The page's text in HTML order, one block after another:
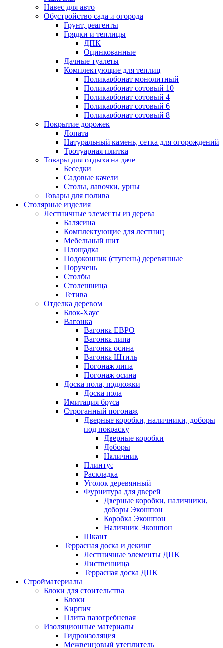
Навес для авто
Обустройство сада и огорода
Грунт, реагенты
Грядки и теплицы
ДПК
Оцинкованные
Дачные туалеты
Комплектующие для теплиц
Поликарбонат монолитный
Поликарбонат сотовый 10
Поликарбонат сотовый 4
Поликарбонат сотовый 6
Поликарбонат сотовый 8
Покрытие дорожек
Лопата
Натуральный камень, сетка для огорождений
Тротуарная плитка
Товары для отдыха на даче
Беседки
Садовые качели
Столы, лавочки, урны
Товары для полива
Столярные изделия
Лестничные элементы из дерева
Балясина
Комплектующие для лестниц
Мебельный щит
Площадка
Подоконник (ступень) деревянные
Поручень
Столбы
Столешница
Тетива
Отделка деревом
Блок-Хаус
Вагонка
Вагонка ЕВРО
Вагонка липа
Вагонка осина
Вагонка Штиль
Погонаж липа
Погонаж осина
Доска пола, подложки
Доска пола
Имитация бруса
Строганный погонаж
Дверные коробки, наличники, доборы
под покраску
Дверные коробки
Доборы
Наличник
Плинтус
Раскладка
Уголок деревянный
Фурнитура для дверей
Дверные коробки, наличники,
доборы Экошпон
Коробка Экошпон
Наличник Экошпон
Шкант
Террасная доска и декинг
Лестничные элементы ДПК
Лиственница
Террасная доска ДПК
Стройматериалы
Блоки для стоительства
Блоки
Кирпич
Плита пазогребневая
Изоляционные материалы
Гидроизоляция
Межвенцовый утеплитель